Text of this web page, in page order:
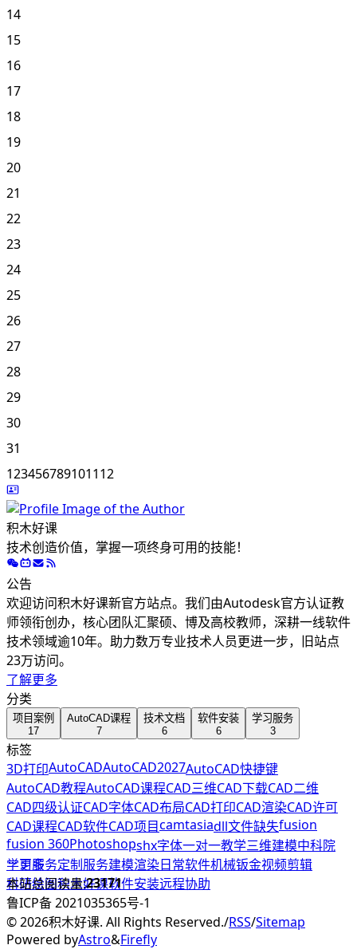
14
15
16
17
18
19
20
21
22
23
24
25
26
27
28
29
30
31
123456789101112
积木好课
技术创造价值，掌握一项终身可用的技能！
公告
欢迎访问积木好课新官方站点。我们由Autodesk官方认证教
师领衔创办，核心团队汇聚硕、博及高校教师，深耕一线软件
技术领域逾10年。助力数万专业技术人员更进一步，旧站点
23万访问。
了解更多
分类
项目案例
17
AutoCAD课程
7
技术文档
6
软件安装
6
学习服务
3
标签
3D打印AutoCADAutoCAD2027AutoCAD快捷键
AutoCAD教程AutoCAD课程CAD三维CAD下载CAD二维
CAD四级认证CAD字体CAD布局CAD打印CAD渲染CAD许可
CAD课程CAD软件CAD项目camtasiadll文件缺失fusion
fusion 360Photoshopshx字体一对一教学三维建模中科院
学习服务定制服务建模渲染日常软件机械钣金视频剪辑
科研绘图积木好课软件安装远程协助
更多
本站总阅读量:23171
鲁ICP备 2021035365号-1
©2026积木好课. All Rights Reserved./RSS/Sitemap
Powered byAstro&Firefly